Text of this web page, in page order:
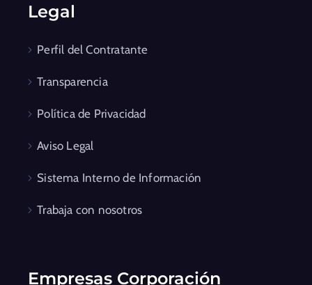
Legal
Perfil del Contratante
Transparencia
Política de Privacidad
Aviso Legal
Sistema Interno de Información
Trabaja con nosotros
Empresas Corporación